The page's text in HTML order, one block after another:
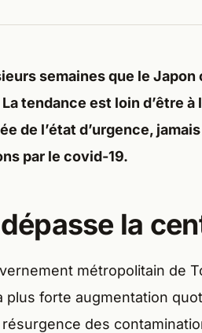
semaines que le
tendance est loin d’être
de l’état d’urgence,
par le covid-19.
la
métropolitain de
plus forte augmentation
des